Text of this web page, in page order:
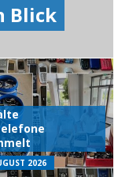
Blick
2026